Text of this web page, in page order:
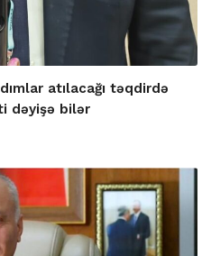
atılacağı təqdirdə
dəyişə bilər